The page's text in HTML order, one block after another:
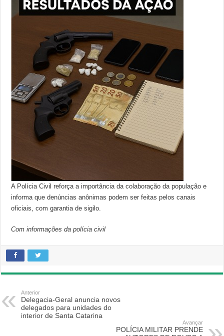
A Polícia Civil reforça a importância da colaboração da população e
informa que denúncias anônimas podem ser feitas pelos canais
oficiais, com garantia de sigilo.
Com informações da polícia civil
Anterior
Delegacia-Geral anuncia novos
delegados para unidades do
interior de Santa Catarina
Avançar
POLÍCIA MILITAR PRENDE